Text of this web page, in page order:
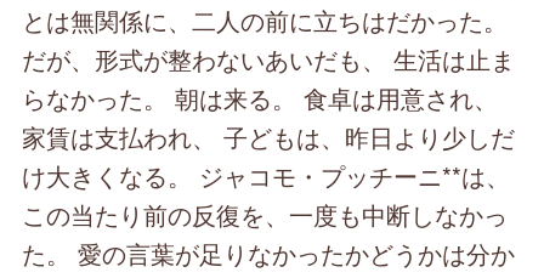
とは無関係に、二人の前に立ちはだかった。
だが、形式が整わないあいだも、 生活は止ま
らなかった。 朝は来る。 食卓は用意され、
家賃は支払われ、 子どもは、昨日より少しだ
け大きくなる。 ジャコモ・プッチーニ**は、
この当たり前の反復を、一度も中断しなかっ
た。 愛の言葉が足りなかったかどうかは分か